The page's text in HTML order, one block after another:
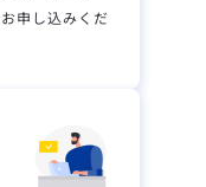
申し込みくだ